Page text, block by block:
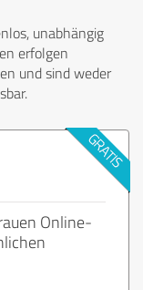
unabhängig
erfolgen
und sind weder
Online-